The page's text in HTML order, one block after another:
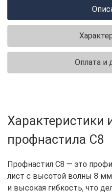
Оплата и
Характеристики
профнастила С8
Профнастил С8 — это
лист с высотой волны 8
и высокая гибкость, что